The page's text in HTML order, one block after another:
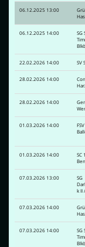
06.12.2025 13:00
06.12.2025 14:00
SG
22.02.2026 14:00 SV
28.02.2026 14:00
28.02.2026 14:00
01.03.2026 14:00
01.03.2026 14:00
SC
07.03.2026 13:00
SG
k II
07.03.2026 14:00
07.03.2026 14:00
SG